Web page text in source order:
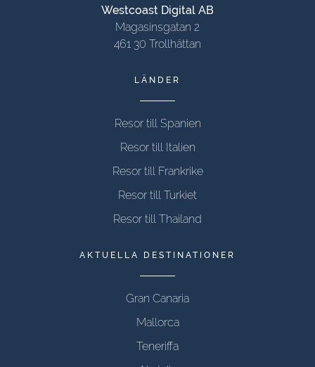
Westcoast Digital AB
Magasinsgatan 2
461 30 Trollhättan
LÄNDER
Resor till Spanien
Resor till Italien
Resor till Frankrike
Resor till Turkiet
Resor till Thailand
AKTUELLA DESTINATIONER
Gran Canaria
Mallorca
Teneriffa